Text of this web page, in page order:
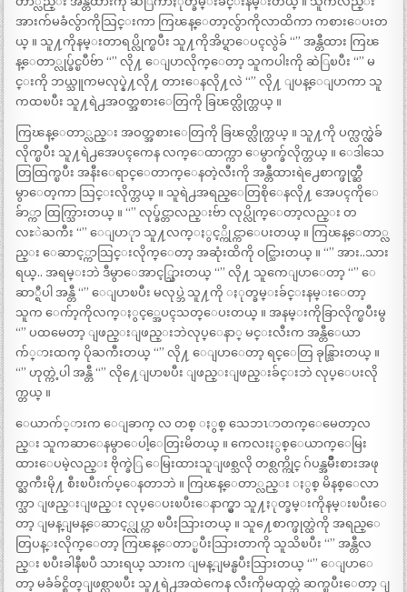
အားက်မခံလွ်ာကိုသြင္းကာ ကြၽန္ေတာ့လွ်ာကိုလာထိကာ ကစားေပးတ
ယ္ ။ သူ႔ကိုနမ္းတာရပ္လိုက္ၿပီး သူ႔ကိုအိပ္ရာေပၚလွဲခ် “” အန္တီထား ကြၽ
န္ေတာ္လုပ္ခ်င္ၿပီဗ်ာ “” လို႔ ေျပာလိုက္ေတာ့ သူကပါးကို ဆဲြၿပီး “” မ
င္းကို ဘယ္သူကမလုပ္နဲ႔လို႔ တားေနလို႔လဲ “” လို႔ ျပန္ေျပာကာ သူ
ကထၿပီး သူ႔ရဲ႕အဝတ္အစားေတြကို ခြၽတ္လိုက္တယ္ ။
ကြၽန္ေတာ္လည္း အဝတ္အစားေတြကို ခြၽတ္လိုက္တယ္ ။ သူ႔ကို ပက္လက္လွဲခ်
လိုက္ၿပီး သူ႔ရဲ႕အေပၚကေန လက္ေထာက္ကာ ေမွာက္ခ်လိုက္တယ္ ။ ေဒါသေ
တြထြက္ၿပီး အနီးေရာင္ေတာက္ေနတဲ့လီးကို အန္တီထားရဲ႕ေစာက္ဖုတ္ဆီ
မွာေတ့ကာ သြင္းလိုက္တယ္ ။ သူရဲ႕အရည္ေတြစိုေနလို႔ အေပၚကိုေ
ခ်ာ္ကာ ထြက္သြားတယ္ ။ “” လုပ္ခ်င္တာလည္းဗ်ာ လုပ္လိုက္ေတာ့လည္း တ
လႊဲႀကီး “” ေျပာုာ သူ႔လက္ႏွင့္ကိုင္ကာေပးတယ္ ။ ကြၽန္ေတာ္လ
ည္း ေဆာင့္ကာသြင္းလိုက္ေတာ့ အဆုံးထိကို ဝင္သြားတယ္ ။ “” အား..သား
ရယ္.. အရမ္းဘဲ ဒီမွာေအာင့္သြားတယ္ “” လို႔ သူကေျပာေတာ့ “” ေ
ဆာ္ရီပါ အန္တီ “” ေျပာၿပီး မလုပ္ဘဲ သူ႔ကို ႏုတ္ခမ္းခ်င္းနမ္းေတာ့
သူက ေက်ာ့ကိုလက္ႏွင့္အေပၚသတ္ေပးတယ္ ။ အနမ္းကိုခြာလိုက္ၿပီးမွ
“” ပထမေတာ့ ျဖည္းျဖည္းဘဲလုပ္ေနာ္ မင္းလီးက အန္တီေယာ
က်္ားထက္ ပိုႀကီးတယ္ “” လို႔ ေျပာေတာ့ ရင္ေတြ ခုန္သြားတယ္ ။
“” ဟုတ္ကဲ့ပါ အန္တီ “” လို႔ေျပာၿပီး ျဖည္းျဖည္းခ်င္းဘဲ လုပ္ေပးလို
က္တယ္ ။
ေယာက်္ားက ေျခာက္ လ တစ္ ႏွစ္ သေဘၤာတက္ေမေတာ့လ
ည္း သူကဆာေနမွာေပါ့ေတြးမိတယ္ ။ ကေလးႏွစ္ေယာက္ေမြး
ထားေပမဲ့လည္း ဗိုက္ခဲြ ေမြးထားသူျဖစ္သလို တစ္လက္ကိုင္ ဂ်ပန္အမ်ိဳးစားအဖု
တ္ႀကီးမို႔ စီးၿပီးက်ပ္ေနတာဘဲ ။ ကြၽန္ေတာ္လည္း ႏွစ္ မိနစ္ေလာ
က္သာ ျဖည္းျဖည္း လုပ္ေပးၿပီးေနာက္မွာ သူ႔ႏုတ္ခမ္းကိုနမ္းၿပီးေ
တာ့ ျမန္ျမန္ေဆာင့္လုပ္ကာ ၿပီးသြားတယ္ ။ သူ႔ေစာက္ဖုတ္ထဲကို အရည္ေ
တြပန္းလိုက္ေတာ့ ကြၽန္ေတာ္ၿပီးသြားတာကို သူသိၿပီး “” အန္တီလ
ည္း ၿပီးခါနီၿပီ သားရယ္ သားက ျမန္ျမန္ၿပီးသြားတယ္ “” ေျပာေ
တာ့ မခံခ်င္စိတ္ျဖစ္လာၿပီး သူ႔ရဲ႕အထဲကေန လီးကိုမထုတ္ဘဲ ဆက္ၿပီးေတာ့ ျ